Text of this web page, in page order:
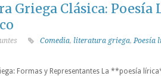
Griega Clásica: Poesía
Comedia, literatura griega,Poesía
Formas y Representantes La **poesía